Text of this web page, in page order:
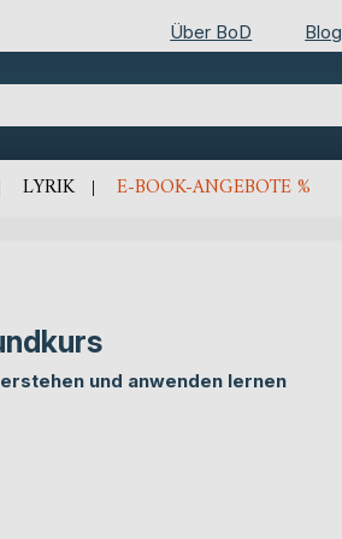
Über BoD Blog
LYRIK E-BOOK-ANGEBOTE %
und anwenden lernen